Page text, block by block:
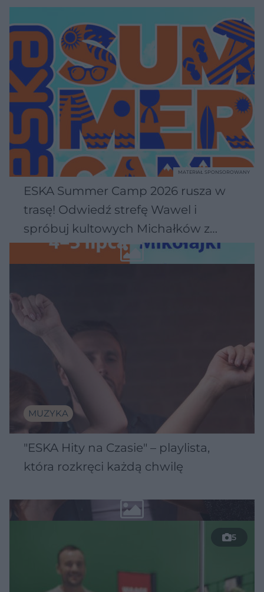
ESKA Summer Camp 2026 rusza w
trasę! Odwiedź strefę Wawel i
spróbuj kultowych Michałków z
Wawelu
MATERIAŁ SPONSOROWANY
MUZYKA
"ESKA Hity na Czasie" – playlista,
która rozkręci każdą chwilę
5